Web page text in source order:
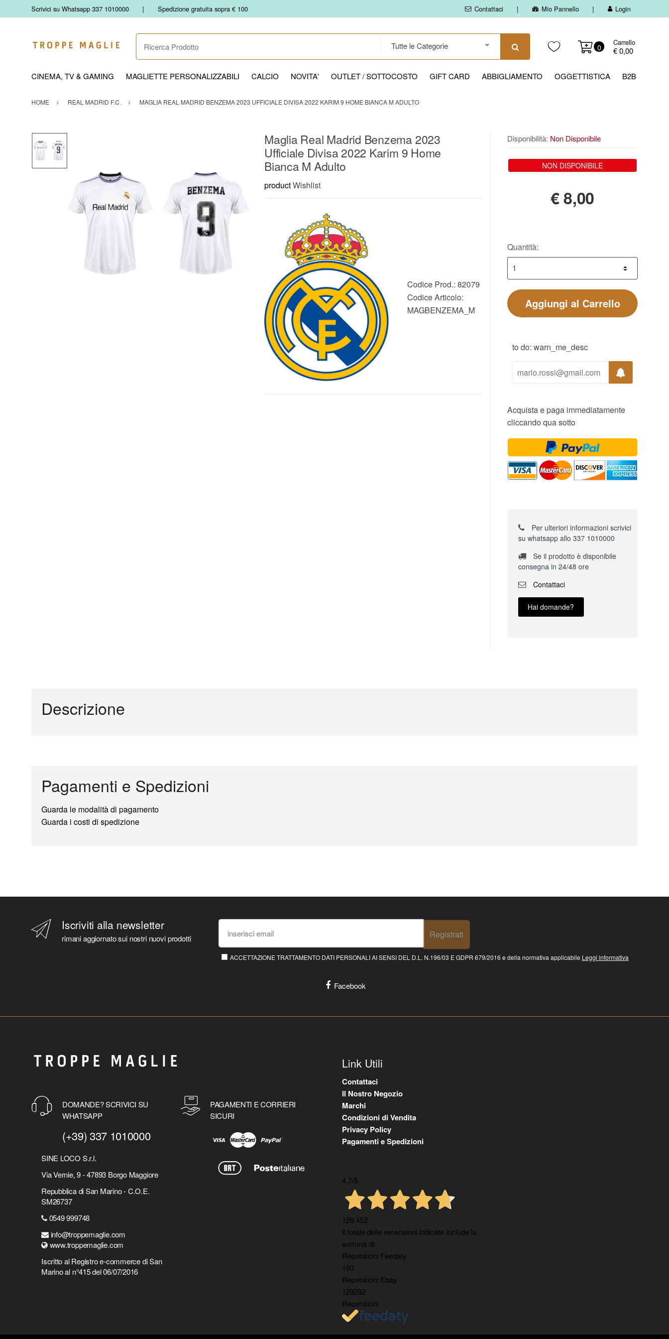
Scrivici su Whatsapp 337 1010000 Spedizione gratuita sopra € 100 Contattaci Mio Pannello Login
Ricerca Prodotto
0
Carrello
€ 0,00
CINEMA, TV & GAMING MAGLIETTE PERSONALIZZABILI CALCIO NOVITA' OUTLET / SOTTOCOSTO GIFT CARD ABBIGLIAMENTO OGGETTISTICA B2B
HOME REAL MADRID F.C. MAGLIA REAL MADRID BENZEMA 2023 UFFICIALE DIVISA 2022 KARIM 9 HOME BIANCA M ADULTO
Maglia Real Madrid Benzema 2023
Ufficiale Divisa 2022 Karim 9 Home
Bianca M Adulto
productWishlist
Codice Prod.: 82079
Codice Articolo:
MAGBENZEMA_M
Disponibilità: Non Disponibile
NON DISPONIBILE
€8,00
Quantità:
Aggiungi al Carrello
to do: warn_me_desc
Acquista e paga immediatamente
cliccando qua sotto
Per ulteriori informazioni scrivici
su whatsapp allo 337 1010000
Se il prodotto è disponibile
consegna in 24/48 ore
Contattaci
Hai domande?
Descrizione
Pagamenti e Spedizioni
Guarda le modalità di pagamento
Guarda i costi di spedizione
Iscriviti alla newsletter
rimani aggiornato sui nostri nuovi prodotti Registrati
ACCETTAZIONE TRATTAMENTO DATI PERSONALI AI SENSI DEL D.L. N.196/03 E GDPR 679/2016 e della normativa applicabile Leggi informativa
Facebook
DOMANDE? SCRIVICI SU
WHATSAPP
(+39) 337 1010000
SINE LOCO S.r.l.
Via Vernie, 9 - 47893 Borgo Maggiore
Repubblica di San Marino - C.O.E.
SM26737
0549 999748
info@troppemaglie.com
www.troppemaglie.com
Iscritto al Registro e-commerce di San
Marino al n°415 del 06/07/2016
PAGAMENTI E CORRIERI
SICURI
Link Utili
Contattaci
Il Nostro Negozio
Marchi
Condizioni di Vendita
Privacy Policy
Pagamenti e Spedizioni
4,7/5
129.452
Il totale delle recensioni indicate include la
somma di:
Recensioni Feedaty
160
Recensioni Ebay
129292
Recensioni